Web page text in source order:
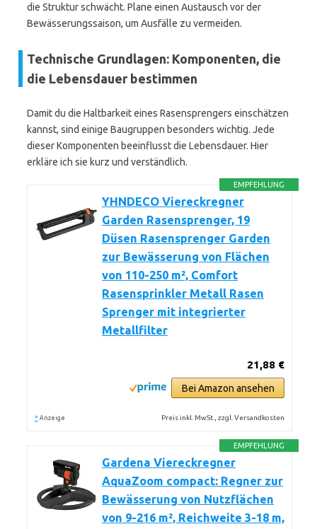
die Struktur schwächt. Plane einen Austausch vor der
Bewässerungssaison, um Ausfälle zu vermeiden.
Technische Grundlagen: Komponenten, die
die Lebensdauer bestimmen
Damit du die Haltbarkeit eines Rasensprengers einschätzen
kannst, sind einige Baugruppen besonders wichtig. Jede
dieser Komponenten beeinflusst die Lebensdauer. Hier
erkläre ich sie kurz und verständlich.
EMPFEHLUNG
YHNDECO Viereckregner
Garden Rasensprenger, 19
Düsen Rasensprenger Garden
zur Bewässerung von Flächen
von 110-250 m², Comfort
Rasensprinkler Metall Rasen
Sprenger mit integrierter
Metallfilter
21,88 €
Bei Amazon ansehen
* Anzeige Preis inkl. MwSt., zzgl. Versandkosten
EMPFEHLUNG
Gardena Viereckregner
AquaZoom compact: Regner zur
Bewässerung von Nutzflächen
von 9-216 m², Reichweite 3-18 m,